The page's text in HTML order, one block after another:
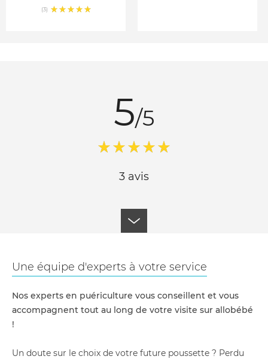
(3)
5/5
3 avis
Une équipe d'experts à votre service
Nos experts en puériculture vous conseillent et vous
accompagnent tout au long de votre visite sur allobébé
!
Un doute sur le choix de votre future poussette ? Perdu